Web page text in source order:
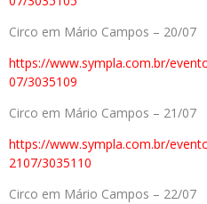
Circo em Mário Campos – 20/07
https://www.sympla.com.br/
07/3035109
Circo em Mário Campos – 21/07
https://www.sympla.com.br/
2107/3035110
Circo em Mário Campos – 22/07